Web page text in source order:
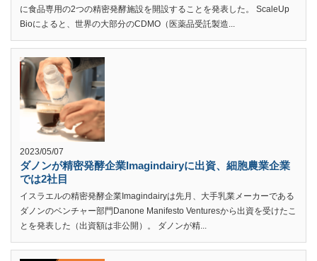
に食品専用の2つの精密発酵施設を開設することを発表した。 ScaleUp
Bioによると、世界の大部分のCDMO（医薬品受託製造...
2023/05/07
ダノンが精密発酵企業Imagindairyに出資、細胞農業企業
では2社目
イスラエルの精密発酵企業Imagindairyは先月、大手乳業メーカーである
ダノンのベンチャー部門Danone Manifesto Venturesから出資を受けたこ
とを発表した（出資額は非公開）。 ダノンが精...